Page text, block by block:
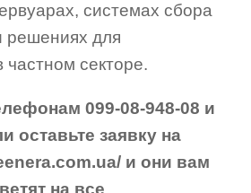
системах сбора
решениях для
секторе.
099-08-948-08 и
оставьте заявку на
и они вам
на все